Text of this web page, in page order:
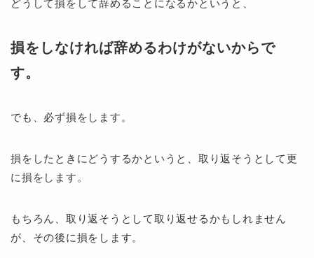
どうして損をして辞めることになるかというと、
損をしなければ辞めるわけがないからで
す。
でも、必ず損をします。
損をしたときにどうするかというと、取り返そうとして更
に損をします。
もちろん、取り返そうとして取り返せるかもしれません
が、その後に損をします。